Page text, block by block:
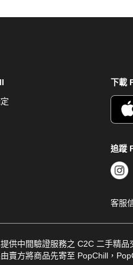
下載
追蹤
客服
供中間驗證服務之 C2C 二手精品
賣方將商品先寄至 PopChill，